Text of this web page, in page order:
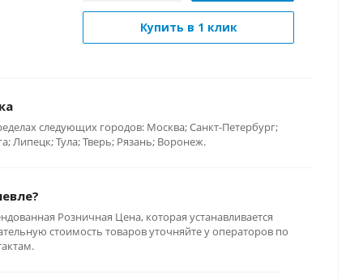
Купить в 1 клик
следующих городов: Москва; Санкт-Петербург;
Липецк; Тула; Тверь; Рязань; Воронеж.
Розничная Цена, которая устанавливается
стоимость товаров уточняйте у операторов по